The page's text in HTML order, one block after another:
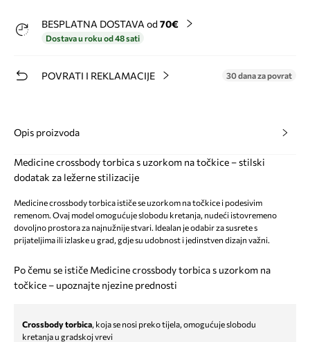
BESPLATNA DOSTAVA od 70€
Dostava u roku od 48 sati
POVRATI I REKLAMACIJE 30 dana za povrat
Opis proizvoda
Medicine crossbody torbica s uzorkom na točkice – stilski
dodatak za ležerne stilizacije
Medicine crossbody torbica ističe se uzorkom na točkice i podesivim
remenom. Ovaj model omogućuje slobodu kretanja, nudeći istovremeno
dovoljno prostora za najnužnije stvari. Idealan je odabir za susrete s
prijateljima ili izlaske u grad, gdje su udobnost i jedinstven dizajn važni.
Po čemu se ističe Medicine crossbody torbica s uzorkom na
točkice – upoznajte njezine prednosti
Crossbody torbica, koja se nosi preko tijela, omogućuje slobodu
kretanja u gradskoj vrevi